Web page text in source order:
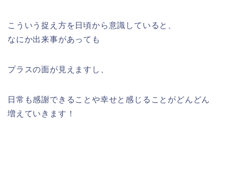
こういう捉え方を日頃から意識していると、
なにか出来事があっても
プラスの面が見えますし、
日常も感謝できることや幸せと感じることがどんどん
増えていきます！